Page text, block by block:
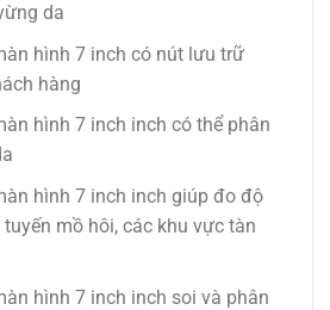
da
hình 7 inch có nút lưu trữ
hàng
hình 7 inch inch có thể phân
hình 7 inch inch giúp đo độ
mồ hôi, các khu vực tàn
hình 7 inch inch soi và phân